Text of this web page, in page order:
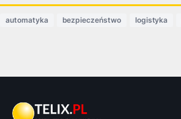
automatyka bezpieczeństwo logistyka